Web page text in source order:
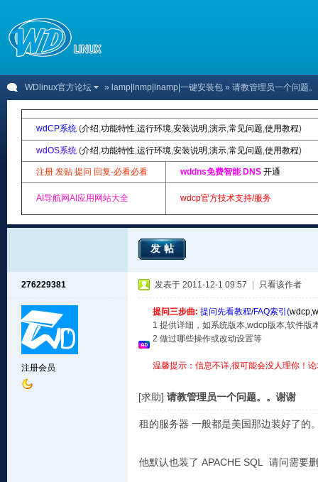
WDlinux官方论坛 » lamp|lnmp|lnamp|一键安装包 » 请教管理员一个问题
wdCP系统 (介绍,功能特性,运行环境,安装说明 ,演示,常见问题,使用教程)
wdOS系统 (介绍,功能特性,运行环境,安装说明 ,演示,常见问题,使用教程)
注册 发贴 提问 回复-必看必看 wddns免费智能 DNS 开通
AI导航网AI应用网站大全 wdcp官方技术支持/服务
发帖
276229381
注册会员
发表于 2011-12-1 09:57 只看该作者
提问三步曲: 提问先看教程/FAQ索引(wdcp,
1 提供详细，如系统版本,wdcp版本,软件版
2 做过哪些操作或改动设置等
温馨提示：信息不详,很可能会没人理你！
[求助] 请教管理员一个问题。。谢谢
租的服务器 一般都是美国那边装好了的
他默认也装了 APACHE SQL 请问需要